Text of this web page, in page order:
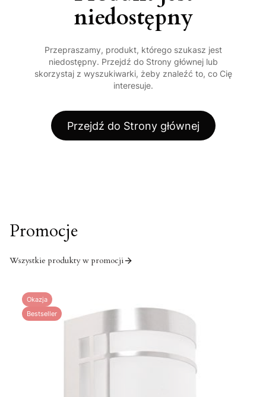
niedostępny
Przepraszamy, produkt, którego szukasz jest
niedostępny. Przejdź do Strony głównej lub
skorzystaj z wyszukiwarki, żeby znaleźć to, co Cię
interesuje.
Przejdź do Strony głównej
Promocje
Wszystkie produkty w promocji
Okazja
Bestseller